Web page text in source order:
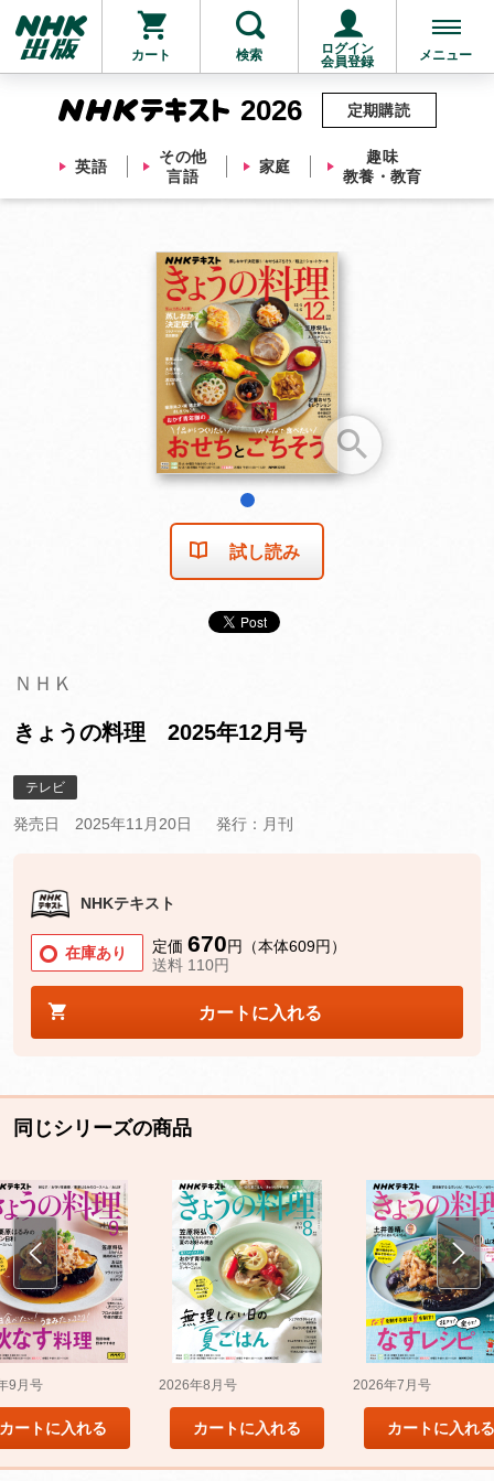
カート 検索
ログイン
会員登録
メニュー
2026
英語
その他
言語
家庭
趣味
教養・教育
定期購読
他にも商品を買う
試し読み
ＮＨＫ
きょうの料理 2025年12月号
テレビ
発売日 2025年11月20日 発行：月刊
NHKテキスト
在庫あり 定価 670円（本体609円）
送料 110円
カートに入れる
同じシリーズの商品
9月号
カートに入れる
2026年8月号
カートに入れる
2026年7月号
カートに入れる